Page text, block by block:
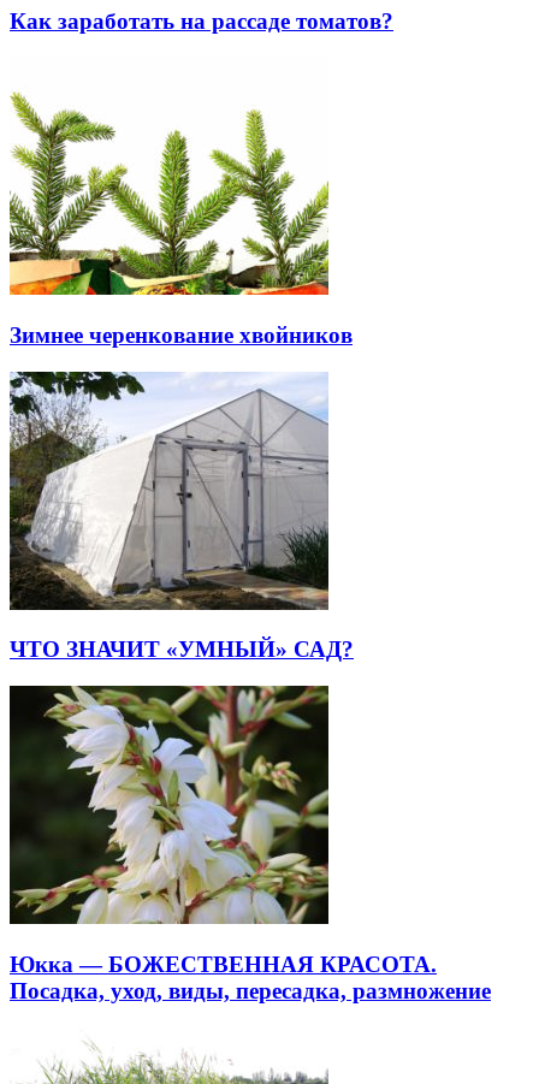
Как заработать на рассаде томатов?
Зимнее черенкование хвойников
ЧТО ЗНАЧИТ «УМНЫЙ» САД?
Юкка — БОЖЕСТВЕННАЯ КРАСОТА.
Посадка, уход, виды, пересадка, размножение